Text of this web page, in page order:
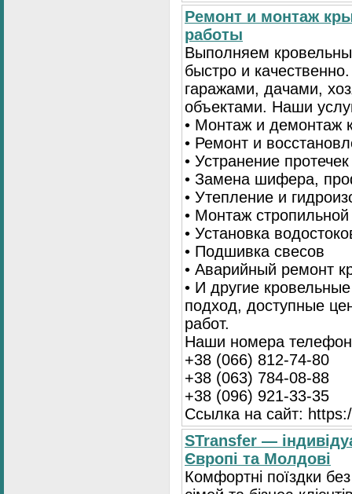
Ремонт и монтаж
работы
Выполняем
быстро и
гаражами, дачами,
объектами. Наши
• Монтаж и демонтаж
• Ремонт и
• Устранение протечек
• Замена шифера,
• Утепление и
• Монтаж
• Установка
• Подшивка свесов
• Аварийный ремонт
• И другие
подход, доступные
работ.
Наши номера
+38 (066) 812-74-80
+38 (063) 784-08-88
+38 (096) 921-33-35
Ссылка на сайт:
STransfer —
Європі та Молдові
Комфортні поїздки